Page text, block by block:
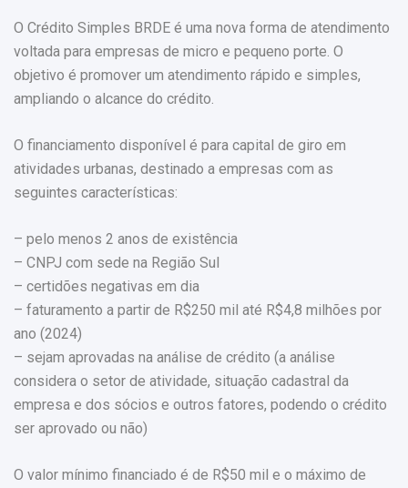
O Crédito Simples BRDE é uma nova forma de atendimento
voltada para empresas de micro e pequeno porte. O
objetivo é promover um atendimento rápido e simples,
ampliando o alcance do crédito.
O financiamento disponível é para capital de giro em
atividades urbanas, destinado a empresas com as
seguintes características:
– pelo menos 2 anos de existência
– CNPJ com sede na Região Sul
– certidões negativas em dia
– faturamento a partir de R$250 mil até R$4,8 milhões por
ano (2024)
– sejam aprovadas na análise de crédito (a análise
considera o setor de atividade, situação cadastral da
empresa e dos sócios e outros fatores, podendo o crédito
ser aprovado ou não)
O valor mínimo financiado é de R$50 mil e o máximo de